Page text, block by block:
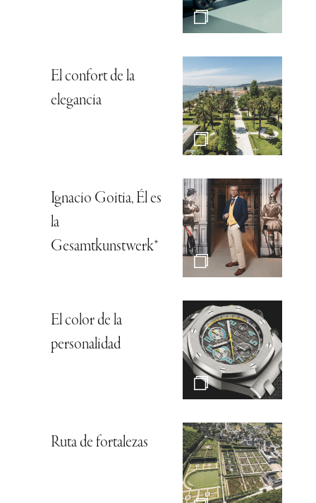
El confort de la
elegancia
Ignacio Goitia, Él es
la
Gesamtkunstwerk*
El color de la
personalidad
Ruta de fortalezas